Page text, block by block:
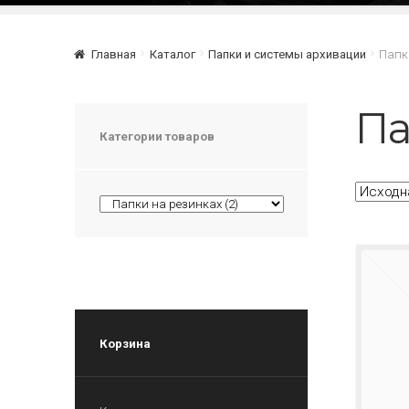
Главная Каталог Папки и системы архивации
Категории товаров
Корзина